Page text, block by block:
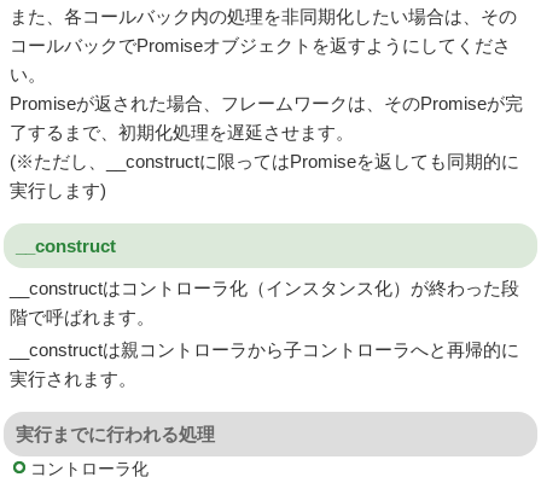
また、各コールバック内の処理を非同期化したい場合は、その
コールバックでPromiseオブジェクトを返すようにしてくださ
い。
Promiseが返された場合、フレームワークは、そのPromiseが完
了するまで、初期化処理を遅延させます。
(※ただし、__constructに限ってはPromiseを返しても同期的に
実行します)
__construct
__constructはコントローラ化（インスタンス化）が終わった段
階で呼ばれます。
__constructは親コントローラから子コントローラへと再帰的に
実行されます。
実行までに行われる処理
コントローラ化